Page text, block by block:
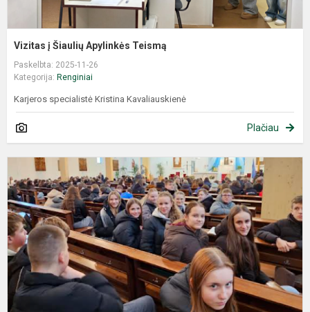
Vizitas į Šiaulių Apylinkės Teismą
Paskelbta: 2025-11-26
Kategorija: Renginiai
Karjeros specialistė Kristina Kavaliauskienė
Plačiau